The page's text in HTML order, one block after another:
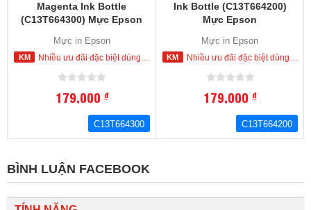
Magenta Ink Bottle
(C13T664300) Mực Epson
L355,L360,L365.L445,L550.L555.L565,L655,L1300
Mực in Epson
Nhiều ưu đãi đặc biệt dùng cho khách hàng đặt mua ngay trong hôm nay
179,000đ
C13T664300
Ink Bottle (C13T664200)
Mực Epson
Mực in Epson
Nhiều ưu đãi đặc biệt dùng cho khách hàng đặt mua ngay trong hôm nay
179,000đ
C13T664200
BÌNH LUẬN FACEBOOK